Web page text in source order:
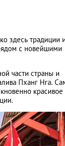
здесь традиции
с новейшими
части страны и
Пханг Нга.
красивое